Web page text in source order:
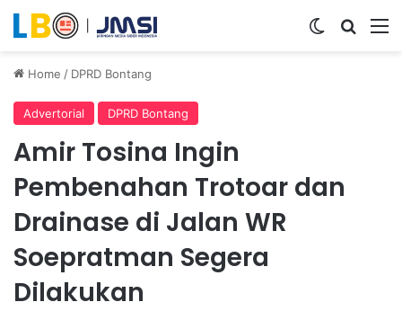
Switch skin
Home / DPRD Bontang
Advertorial DPRD Bontang
Amir Tosina Ingin
Pembenahan Trotoar dan
Drainase di Jalan WR
Soepratman Segera
Dilakukan